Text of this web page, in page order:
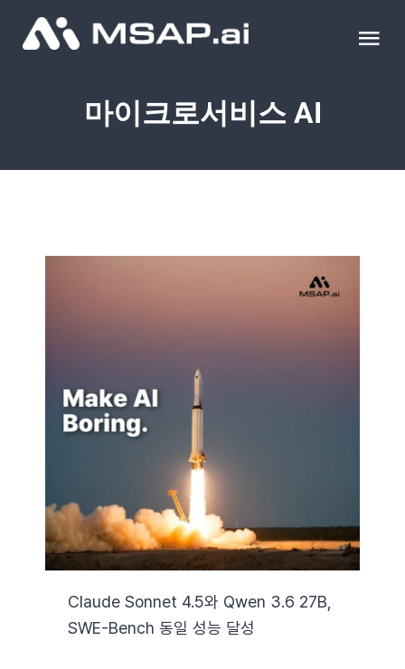
조달물품
블로그
기술지원
Search
마이크로서비스 AI
Claude Sonnet 4.5와 Qwen 3.6 27B,
SWE-Bench 동일 성능 달성